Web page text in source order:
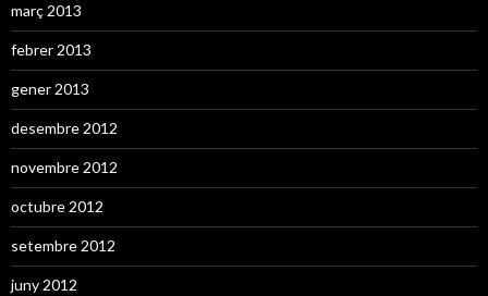
març 2013
febrer 2013
gener 2013
desembre 2012
novembre 2012
octubre 2012
setembre 2012
juny 2012